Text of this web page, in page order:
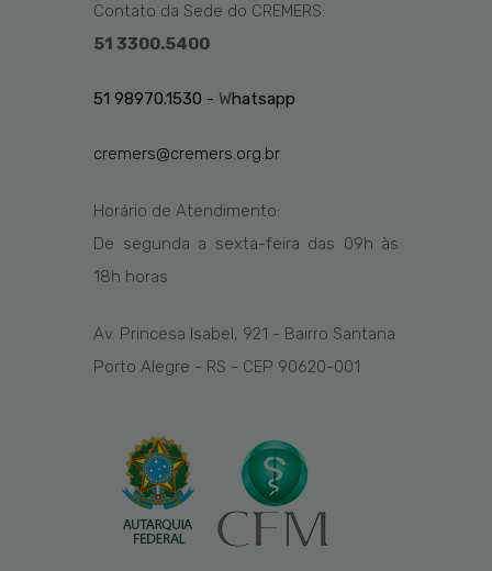
Contato da Sede do CREMERS:
51 3300.5400
51 98970.1530 - Whatsapp
cremers@cremers.org.br
Horário de Atendimento:
De segunda a sexta-feira das 09h às
18h horas
Av. Princesa Isabel, 921 - Bairro Santana
Porto Alegre - RS - CEP 90620-001